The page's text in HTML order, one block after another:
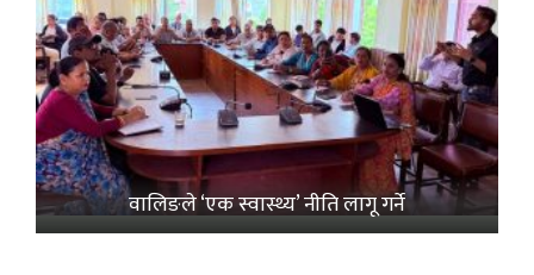
वालिङले ‘एक स्वास्थ्य’ नीति लागू गर्ने